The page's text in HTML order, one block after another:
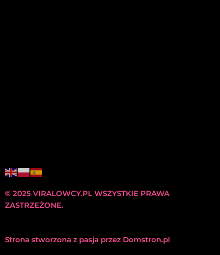
© 2025 VIRALOWCY.PL WSZYSTKIE PRAWA
ZASTRZEŻONE.
Strona stworzona z pasja przez Domstron.pl